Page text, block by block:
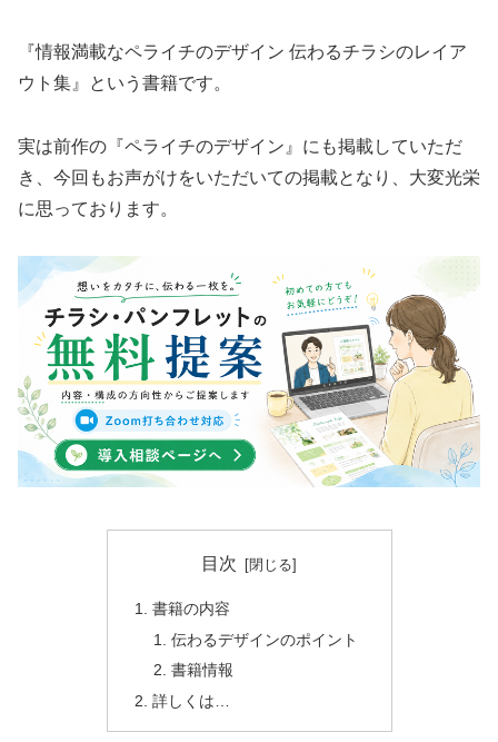
『情報満載なペライチのデザイン 伝わるチラシのレイア
ウト集』という書籍です。
実は前作の『ペライチのデザイン』にも掲載していただ
き、今回もお声がけをいただいての掲載となり、大変光栄
に思っております。
目次
書籍の内容
伝わるデザインのポイント
書籍情報
詳しくは…